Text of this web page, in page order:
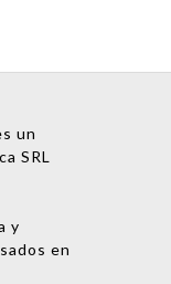
un
SRL
y
en